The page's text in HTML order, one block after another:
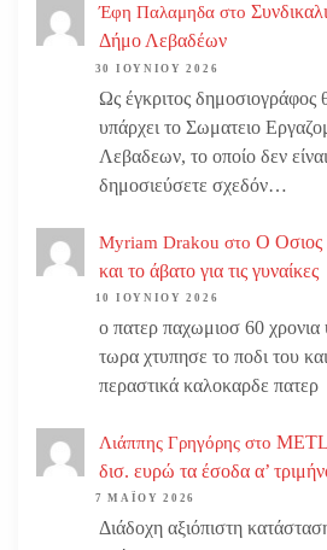
Έφη Παλαμηδα στο
Δήμο Λεβαδέων
30 ΙΟΥΝΊΟΥ 2026
Ως έγκριτος δημοσιογράφος
υπάρχει το Σωματειο
Λεβαδεων, το οποίο δεν
δημοσιεύσετε σχεδόν…
Myriam Drakou στο Ο Οσιος
και το άβατο για τις γυναίκες
10 ΙΟΥΝΊΟΥ 2026
ο πατερ παχωμιοσ 60 χρονια
τωρα χτυπησε το ποδι του
περαστικά καλοκαρδε πατερ
Λιάππης Γρηγόρης στο
δισ. ευρώ τα έσοδα α’
7 ΜΑΪ́ΟΥ 2026
Διάδοχη αξιόπιστη